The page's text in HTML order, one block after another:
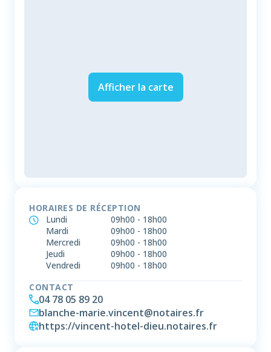
Afficher la carte
HORAIRES DE RÉCEPTION
Lundi
09h00 - 18h00
Mardi
09h00 - 18h00
Mercredi
09h00 - 18h00
Jeudi
09h00 - 18h00
Vendredi
09h00 - 18h00
CONTACT
04 78 05 89 20
blanche-marie.vincent@notaires.fr
https://vincent-hotel-dieu.notaires.fr